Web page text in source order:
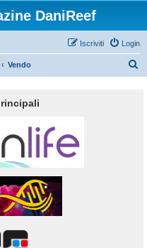
DaniReef
Login
Iscriviti
Vendo